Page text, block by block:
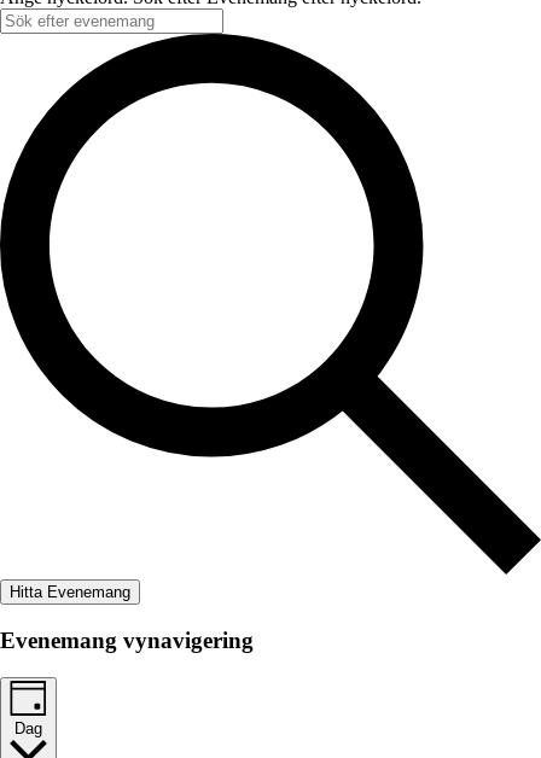
Hitta Evenemang
Evenemang vynavigering
Dag